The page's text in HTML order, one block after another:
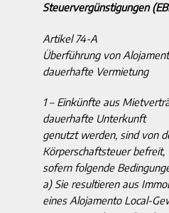
Steuervergünstigungen
Artikel 74-A
Überführung von
dauerhafte Vermietung
1 – Einkünfte aus
dauerhafte Unterkunft
genutzt werden, sind von
Körperschaftsteuer befreit,
sofern folgende
a) Sie resultieren aus
eines Alojamento Local-